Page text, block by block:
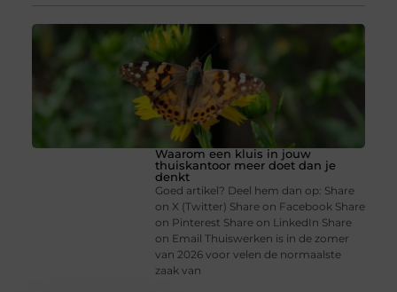
Waarom een kluis in jouw
thuiskantoor meer doet dan je
denkt
Goed artikel? Deel hem dan op: Share
on X (Twitter) Share on Facebook Share
on Pinterest Share on LinkedIn Share
on Email Thuiswerken is in de zomer
van 2026 voor velen de normaalste
zaak van